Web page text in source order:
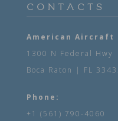
CONTACTS
American Aircraft
1300 N Federal Hwy
Boca Raton | FL
Phone:
+1 (561) 790-4060